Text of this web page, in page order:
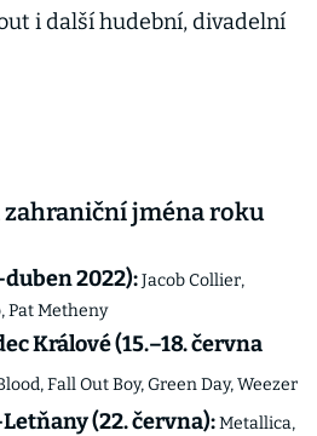
i další hudební, divadelní
jména roku
2022):Jacob Collier,
Pat Metheny
Králové (15.–18. června
Fall Out Boy, Green Day, Weezer
(22. června):Metallica,